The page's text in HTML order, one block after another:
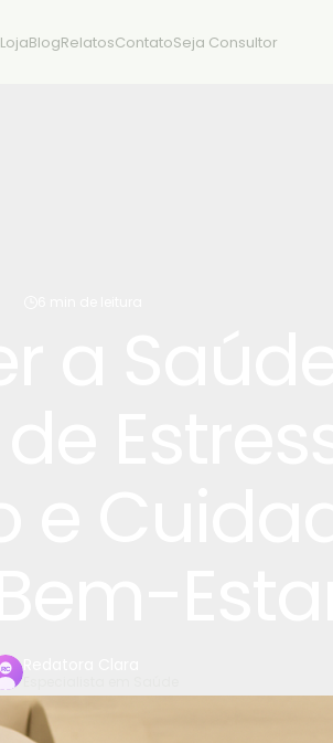
LojaBlogRelatosContatoSeja Consultor
Redatora Clara
Especialista em Saúde